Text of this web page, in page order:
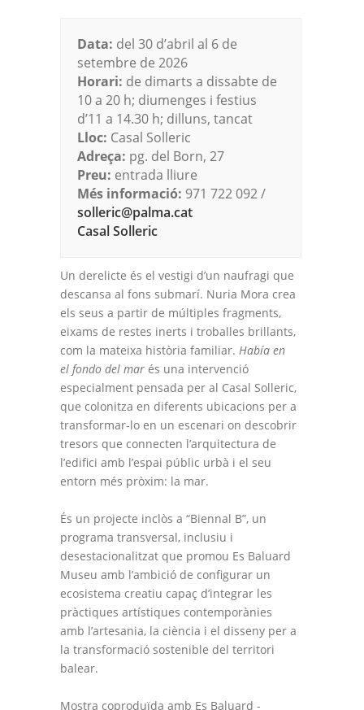
Data: del 30 d’abril al 6 de
setembre de 2026
Horari: de dimarts a dissabte de
10 a 20 h; diumenges i festius
d’11 a 14.30 h; dilluns, tancat
Lloc: Casal Solleric
Adreça: pg. del Born, 27
Preu: entrada lliure
Més informació: 971 722 092 /
solleric@palma.cat
Casal Solleric
Un derelicte és el vestigi d’un naufragi que
descansa al fons submarí. Nuria Mora crea
els seus a partir de múltiples fragments,
eixams de restes inerts i troballes brillants,
com la mateixa història familiar. Había en
el fondo del mar és una intervenció
especialment pensada per al Casal Solleric,
que colonitza en diferents ubicacions per a
transformar-lo en un escenari on descobrir
tresors que connecten l’arquitectura de
l’edifici amb l’espai públic urbà i el seu
entorn més pròxim: la mar.
És un projecte inclòs a “Biennal B”, un
programa transversal, inclusiu i
desestacionalitzat que promou Es Baluard
Museu amb l’ambició de configurar un
ecosistema creatiu capaç d’integrar les
pràctiques artístiques contemporànies
amb l’artesania, la ciència i el disseny per a
la transformació sostenible del territori
balear.
Mostra coproduïda amb Es Baluard -